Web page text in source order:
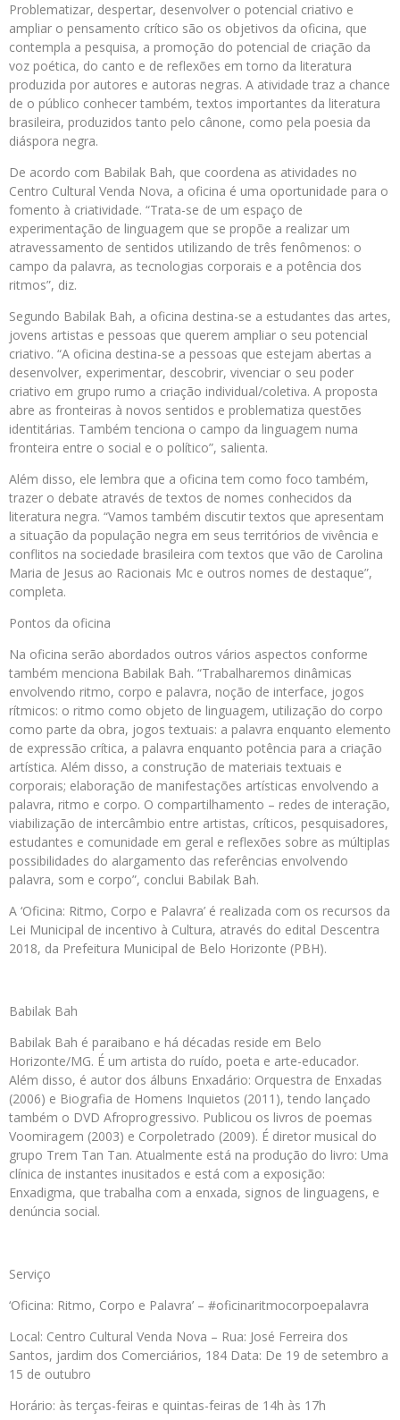
Problematizar, despertar, desenvolver o potencial criativo e
ampliar o pensamento crítico são os objetivos da oficina, que
contempla a pesquisa, a promoção do potencial de criação da
voz poética, do canto e de reflexões em torno da literatura
produzida por autores e autoras negras. A atividade traz a chance
de o público conhecer também, textos importantes da literatura
brasileira, produzidos tanto pelo cânone, como pela poesia da
diáspora negra.
De acordo com Babilak Bah, que coordena as atividades no
Centro Cultural Venda Nova, a oficina é uma oportunidade para o
fomento à criatividade. “Trata-se de um espaço de
experimentação de linguagem que se propõe a realizar um
atravessamento de sentidos utilizando de três fenômenos: o
campo da palavra, as tecnologias corporais e a potência dos
ritmos”, diz.
Segundo Babilak Bah, a oficina destina-se a estudantes das artes,
jovens artistas e pessoas que querem ampliar o seu potencial
criativo. “A oficina destina-se a pessoas que estejam abertas a
desenvolver, experimentar, descobrir, vivenciar o seu poder
criativo em grupo rumo a criação individual/coletiva. A proposta
abre as fronteiras à novos sentidos e problematiza questões
identitárias. Também tenciona o campo da linguagem numa
fronteira entre o social e o político”, salienta.
Além disso, ele lembra que a oficina tem como foco também,
trazer o debate através de textos de nomes conhecidos da
literatura negra. “Vamos também discutir textos que apresentam
a situação da população negra em seus territórios de vivência e
conflitos na sociedade brasileira com textos que vão de Carolina
Maria de Jesus ao Racionais Mc e outros nomes de destaque”,
completa.
Pontos da oficina
Na oficina serão abordados outros vários aspectos conforme
também menciona Babilak Bah. “Trabalharemos dinâmicas
envolvendo ritmo, corpo e palavra, noção de interface, jogos
rítmicos: o ritmo como objeto de linguagem, utilização do corpo
como parte da obra, jogos textuais: a palavra enquanto elemento
de expressão crítica, a palavra enquanto potência para a criação
artística. Além disso, a construção de materiais textuais e
corporais; elaboração de manifestações artísticas envolvendo a
palavra, ritmo e corpo. O compartilhamento – redes de interação,
viabilização de intercâmbio entre artistas, críticos, pesquisadores,
estudantes e comunidade em geral e reflexões sobre as múltiplas
possibilidades do alargamento das referências envolvendo
palavra, som e corpo”, conclui Babilak Bah.
A ‘Oficina: Ritmo, Corpo e Palavra’ é realizada com os recursos da
Lei Municipal de incentivo à Cultura, através do edital Descentra
2018, da Prefeitura Municipal de Belo Horizonte (PBH).
Babilak Bah
Babilak Bah é paraibano e há décadas reside em Belo
Horizonte/MG. É um artista do ruído, poeta e arte-educador.
Além disso, é autor dos álbuns Enxadário: Orquestra de Enxadas
(2006) e Biografia de Homens Inquietos (2011), tendo lançado
também o DVD Afroprogressivo. Publicou os livros de poemas
Voomiragem (2003) e Corpoletrado (2009). É diretor musical do
grupo Trem Tan Tan. Atualmente está na produção do livro: Uma
clínica de instantes inusitados e está com a exposição:
Enxadigma, que trabalha com a enxada, signos de linguagens, e
denúncia social.
Serviço
‘Oficina: Ritmo, Corpo e Palavra’ – #oficinaritmocorpoepalavra
Local: Centro Cultural Venda Nova – Rua: José Ferreira dos
Santos, jardim dos Comerciários, 184 Data: De 19 de setembro a
15 de outubro
Horário: às terças-feiras e quintas-feiras de 14h às 17h